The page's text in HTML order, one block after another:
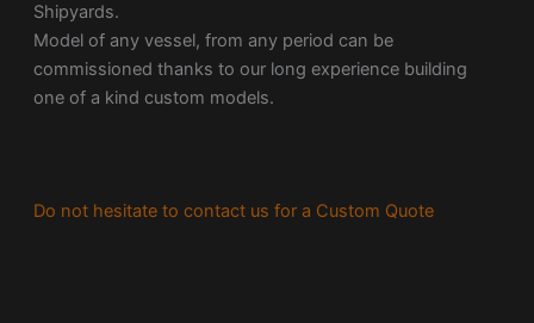
Shipyards.
Model of any vessel, from any period can be
commissioned thanks to our long experience building
one of a kind custom models.
Do not hesitate to contact us for a Custom Quote